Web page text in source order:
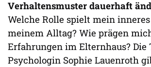
Verhaltensmuster dauerhaft
Welche Rolle spielt mein
meinem Alltag? Wie prägen
Erfahrungen im Elternhaus? Die
Psychologin Sophie Lauenroth